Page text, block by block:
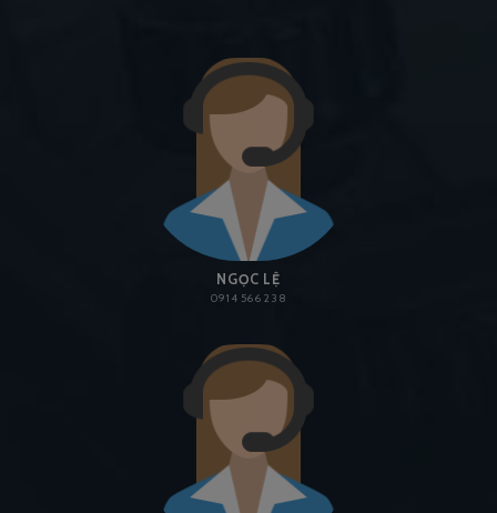
NGỌC LỆ
0914 566 238